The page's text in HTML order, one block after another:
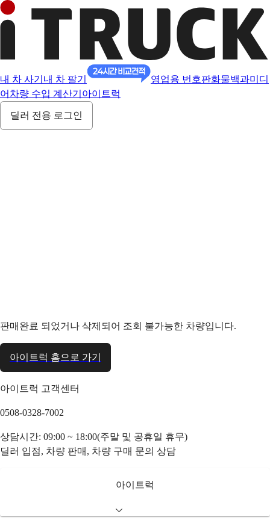
내 차 사기 내 차 팔기 영업용 번호판화물백과미디
어 차량 수입 계산기 아이트럭
딜러 전용 로그인
판매완료 되었거나 삭제되어 조회 불가능한 차량입니다.
아이트럭 홈으로 가기
아이트럭 고객센터
0508-0328-7002
상담시간: 09:00 ~ 18:00(주말 및 공휴일 휴무)
딜러 입점, 차량 판매, 차량 구매 문의 상담
아이트럭